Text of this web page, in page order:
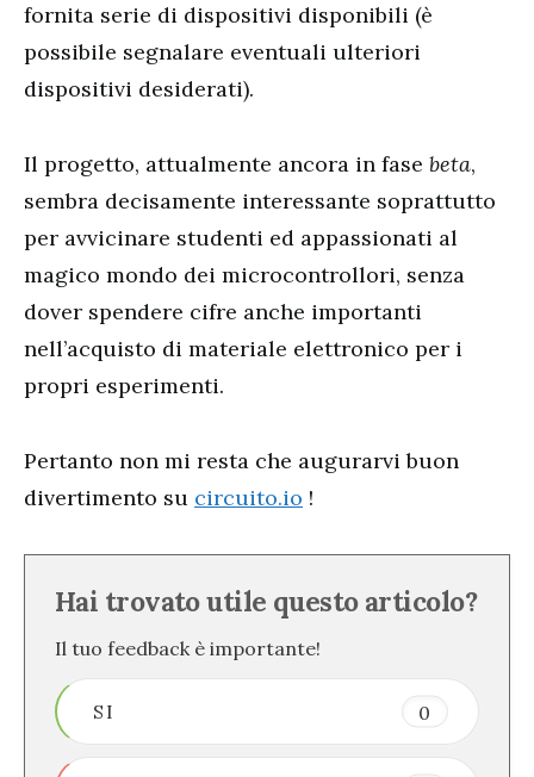
fornita serie di dispositivi disponibili (è
possibile segnalare eventuali ulteriori
dispositivi desiderati).
Il progetto, attualmente ancora in fase beta,
sembra decisamente interessante soprattutto
per avvicinare studenti ed appassionati al
magico mondo dei microcontrollori, senza
dover spendere cifre anche importanti
nell’acquisto di materiale elettronico per i
propri esperimenti.
Pertanto non mi resta che augurarvi buon
divertimento su circuito.io !
Hai trovato utile questo articolo?
Il tuo feedback è importante!
SI 0